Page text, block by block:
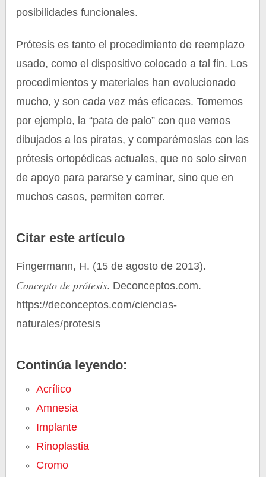
posibilidades funcionales.
Prótesis es tanto el procedimiento de reemplazo
usado, como el dispositivo colocado a tal fin. Los
procedimientos y materiales han evolucionado
mucho, y son cada vez más eficaces. Tomemos
por ejemplo, la “pata de palo” con que vemos
dibujados a los piratas, y comparémoslas con las
prótesis ortopédicas actuales, que no solo sirven
de apoyo para pararse y caminar, sino que en
muchos casos, permiten correr.
Citar este artículo
Fingermann, H. (15 de agosto de 2013).
Concepto de prótesis. Deconceptos.com.
https://deconceptos.com/ciencias-
naturales/protesis
Continúa leyendo:
Acrílico
Amnesia
Implante
Rinoplastia
Cromo